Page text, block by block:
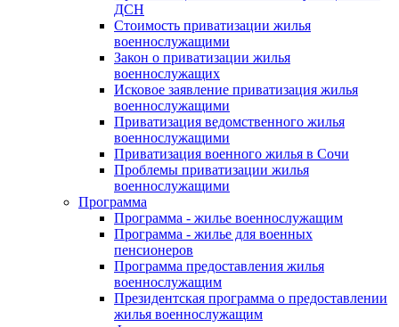
ДСН
Стоимость приватизации жилья
военнослужащими
Закон о приватизации жилья
военнослужащих
Исковое заявление приватизация жилья
военнослужащими
Приватизация ведомственного жилья
военнослужащими
Приватизация военного жилья в Сочи
Проблемы приватизации жилья
военнослужащими
Программа
Программа - жилье военнослужащим
Программа - жилье для военных
пенсионеров
Программа предоставления жилья
военнослужащим
Президентская программа о предоставлении
жилья военнослужащим